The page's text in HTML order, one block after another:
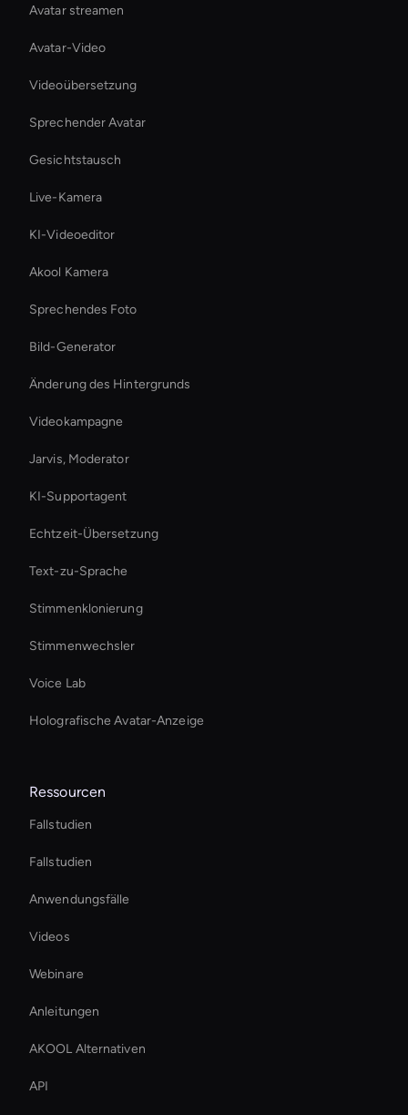
Avatar streamen
Avatar-Video
Videoübersetzung
Sprechender Avatar
Gesichtstausch
Live-Kamera
KI-Videoeditor
Akool Kamera
Sprechendes Foto
Bild-Generator
Änderung des Hintergrunds
Videokampagne
Jarvis, Moderator
KI-Supportagent
Echtzeit-Übersetzung
Text-zu-Sprache
Stimmenklonierung
Stimmenwechsler
Voice Lab
Holografische Avatar-Anzeige
Ressourcen
Fallstudien
Fallstudien
Anwendungsfälle
Videos
Webinare
Anleitungen
AKOOL Alternativen
API